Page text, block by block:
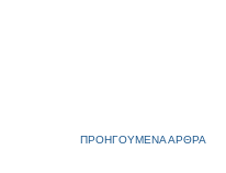
ΠΡΟΗΓΟΥΜΕΝΑ ΑΡΘΡΑ